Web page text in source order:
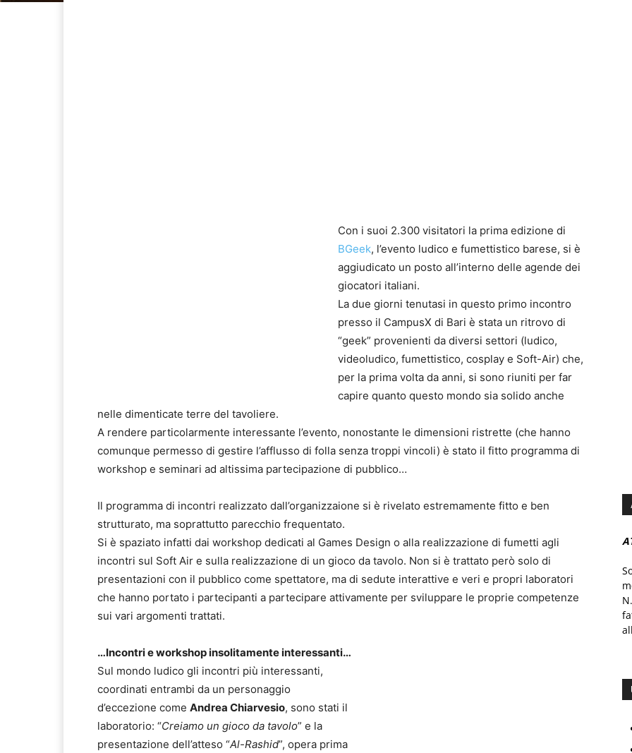
Con i suoi 2.300 visitatori la prima edizione di
BGeek, l’evento ludico e fumettistico barese, si è
aggiudicato un posto all’interno delle agende dei
giocatori italiani.
La due giorni tenutasi in questo primo incontro
presso il CampusX di Bari è stata un ritrovo di
“geek” provenienti da diversi settori (ludico,
videoludico, fumettistico, cosplay e Soft-Air) che,
per la prima volta da anni, si sono riuniti per far
capire quanto questo mondo sia solido anche
nelle dimenticate terre del tavoliere.
A rendere particolarmente interessante l’evento, nonostante le dimensioni ristrette (che hanno
comunque permesso di gestire l’afflusso di folla senza troppi vincoli) è stato il fitto programma di
workshop e seminari ad altissima partecipazione di pubblico…
Il programma di incontri realizzato dall’organizzaione si è rivelato estremamente fitto e ben
strutturato, ma soprattutto parecchio frequentato.
Si è spaziato infatti dai workshop dedicati al Games Design o alla realizzazione di fumetti agli
incontri sul Soft Air e sulla realizzazione di un gioco da tavolo. Non si è trattato però solo di
presentazioni con il pubblico come spettatore, ma di sedute interattive e veri e propri laboratori
che hanno portato i partecipanti a partecipare attivamente per sviluppare le proprie competenze
sui vari argomenti trattati.
…Incontri e workshop insolitamente interessanti…
Sul mondo ludico gli incontri più interessanti,
coordinati entrambi da un personaggio
d’eccezione come Andrea Chiarvesio, sono stati il
laboratorio: “Creiamo un gioco da tavolo” e la
presentazione dell’atteso “Al-Rashid”, opera prima